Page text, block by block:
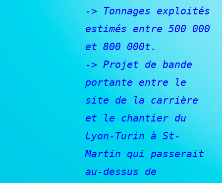
-> Tonnages exploités
estimés entre 500 000
et 800 000t.
-> Projet de bande
portante entre le
site de la carrière
et le chantier du
Lyon-Turin à St-
Martin qui passerait
au-dessus de